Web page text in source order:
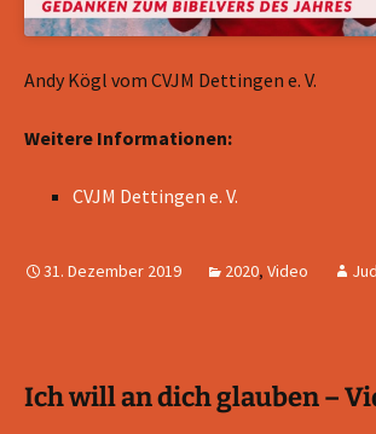
Andy Kögl vom CVJM Dettingen e. V.
Weitere Informationen:
CVJM Dettingen e. V.
31. Dezember 2019 2020, Video
Ich will an dich glauben –